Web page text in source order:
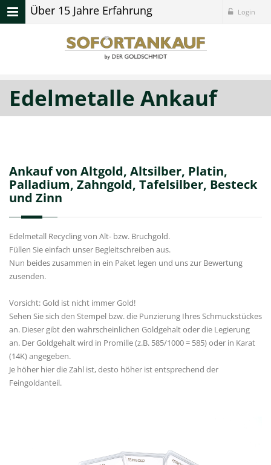
Über 15 Jahre Erfahrung Login
Edelmetalle Ankauf
Ankauf von Altgold, Altsilber, Platin,
Palladium, Zahngold, Tafelsilber, Besteck
und Zinn
Edelmetall Recycling von Alt- bzw. Bruchgold.
Füllen Sie einfach unser Begleitschreiben aus.
Nun beides zusammen in ein Paket legen und uns zur Bewertung
zusenden.
Vorsicht: Gold ist nicht immer Gold!
Sehen Sie sich den Stempel bzw. die Punzierung Ihres Schmuckstückes
an. Dieser gibt den wahrscheinlichen Goldgehalt oder die Legierung
an. Der Goldgehalt wird in Promille (z.B. 585/1000 = 585) oder in Karat
(14K) angegeben.
Je höher hier die Zahl ist, desto höher ist entsprechend der
Feingoldanteil.